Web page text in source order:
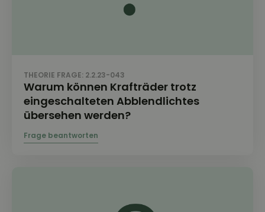
THEORIE FRAGE: 2.2.23-043
Warum können Krafträder trotz
eingeschalteten Abblendlichtes
übersehen werden?